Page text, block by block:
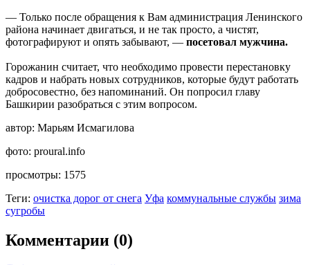
— Только после обращения к Вам администрация Ленинского
района начинает двигаться, и не так просто, а чистят,
фотографируют и опять забывают, — посетовал мужчина.
Горожанин считает, что необходимо провести перестановку
кадров и набрать новых сотрудников, которые будут работать
добросовестно, без напоминаний. Он попросил главу
Башкирии разобраться с этим вопросом.
автор: Марьям Исмагилова
фото: proural.info
просмотры: 1575
Теги: очистка дорог от снега Уфа коммунальные службы зима
сугробы
Комментарии (0)